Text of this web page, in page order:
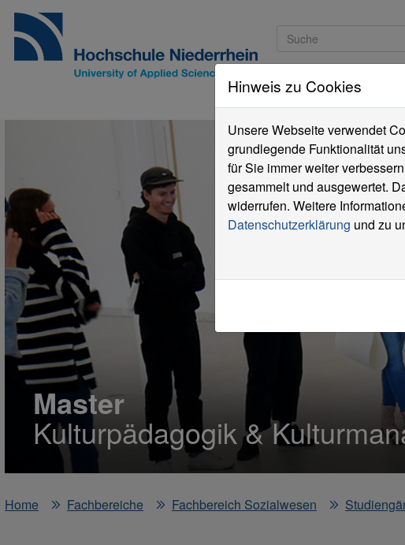
Studieninteressierte
Master
Kulturpädagogik &
Home
Fachbereiche Fachbereich Sozialwesen
Hinweis zu Cookies
Unsere Webseite verwendet
grundlegende Funktionalität
für Sie immer weiter
gesammelt und ausgewertet.
widerrufen. Weitere
Datenschutzerklärung und zu